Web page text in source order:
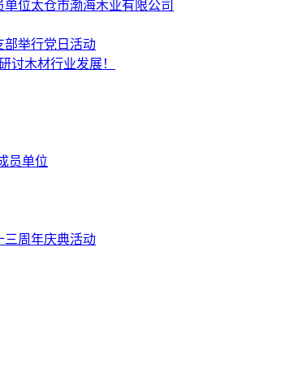
位太仓市渤海木业有限公司
举行党日活动
讨木材行业发展！
员单位
三周年庆典活动